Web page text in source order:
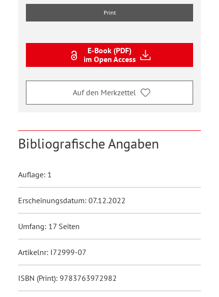
Print
E-Book (PDF)
im Open Access
Auf den Merkzettel
Bibliografische Angaben
Auflage: 1
Erscheinungsdatum: 07.12.2022
Umfang: 17 Seiten
Artikelnr: I72999-07
ISBN (Print): 9783763972982